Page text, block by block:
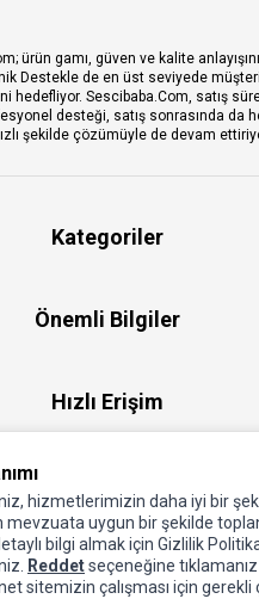
ürün gamı, güven ve kalite
Destekle de en üst seviyede müşteri
hedefliyor. Sescibaba.Com, satış
desteği, satış sonrasında da
şekilde çözümüyle de devam
Kategoriler
Önemli Bilgiler
Hızlı Erişim
Hakkımızda
hizmetlerimizin daha iyi bir
mevzuata uygun bir şekilde
bilgi almak için Gizlilik
Reddetseçeneğine
sitemizin çalışması için gerekli